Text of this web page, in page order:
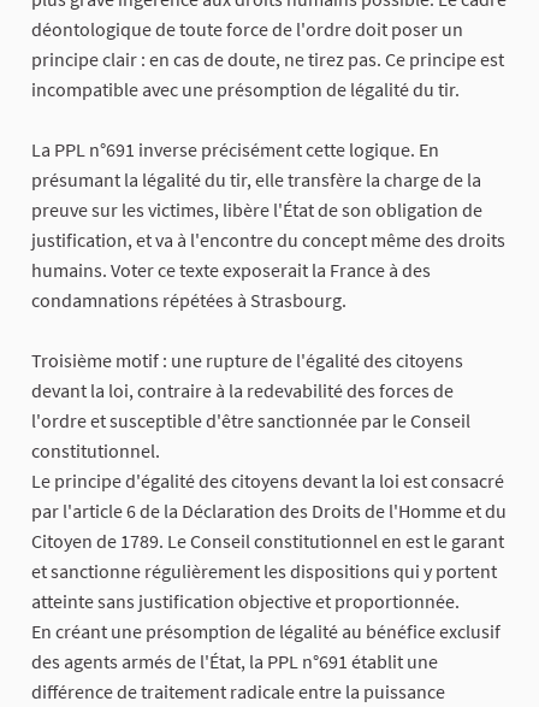
déontologique de toute force de l'ordre doit poser un
principe clair : en cas de doute, ne tirez pas. Ce principe est
incompatible avec une présomption de légalité du tir.
La PPL n°691 inverse précisément cette logique. En
présumant la légalité du tir, elle transfère la charge de la
preuve sur les victimes, libère l'État de son obligation de
justification, et va à l'encontre du concept même des droits
humains. Voter ce texte exposerait la France à des
condamnations répétées à Strasbourg.
Troisième motif : une rupture de l'égalité des citoyens
devant la loi, contraire à la redevabilité des forces de
l'ordre et susceptible d'être sanctionnée par le Conseil
constitutionnel.
Le principe d'égalité des citoyens devant la loi est consacré
par l'article 6 de la Déclaration des Droits de l'Homme et du
Citoyen de 1789. Le Conseil constitutionnel en est le garant
et sanctionne régulièrement les dispositions qui y portent
atteinte sans justification objective et proportionnée.
En créant une présomption de légalité au bénéfice exclusif
des agents armés de l'État, la PPL n°691 établit une
différence de traitement radicale entre la puissance